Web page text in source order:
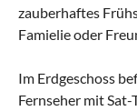
zauberhaftes
Famielie oder
Im Erdgeschoss
Fernseher mit Sat-